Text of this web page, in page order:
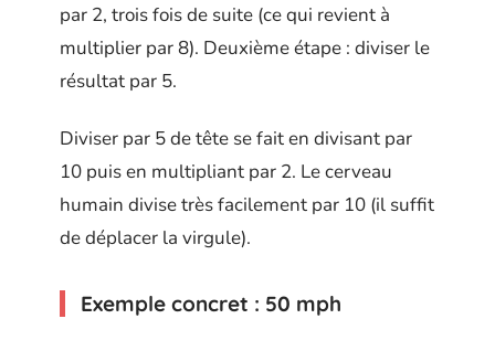
par 2, trois fois de suite (ce qui revient à
multiplier par 8). Deuxième étape : diviser le
résultat par 5.
Diviser par 5 de tête se fait en divisant par
10 puis en multipliant par 2. Le cerveau
humain divise très facilement par 10 (il suffit
de déplacer la virgule).
Exemple concret : 50 mph